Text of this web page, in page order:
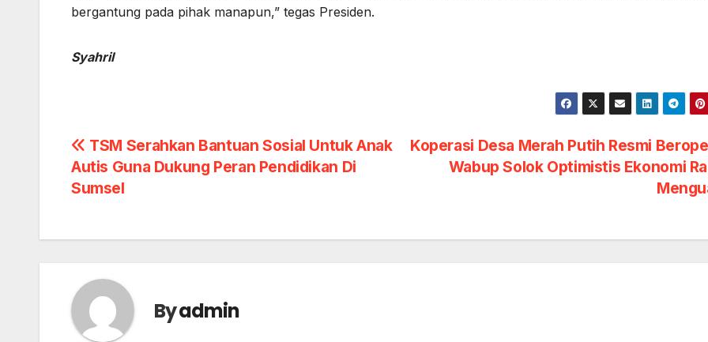
bergantung pada pihak manapun,” tegas Presiden.
Syahril
Post
navigation
Koperasi Desa Merah Putih Resmi
Wabup Solok Optimistis Ekonomi
TSM Serahkan Bantuan Sosial Untuk Anak
Autis Guna Dukung Peran Pendidikan Di
Sumsel
Byadmin